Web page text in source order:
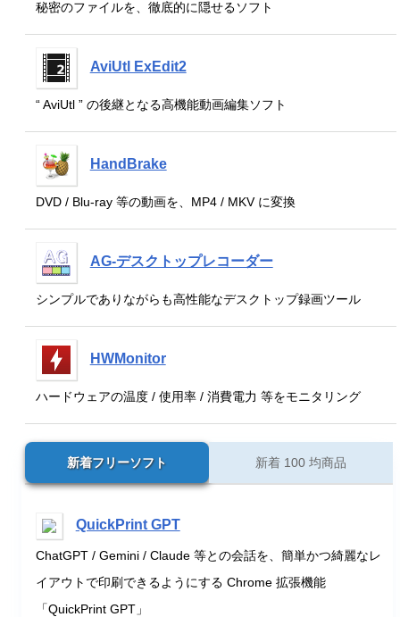
秘密のファイルを、徹底的に隠せるソフト
AviUtl ExEdit2
“ AviUtl ” の後継となる高機能動画編集ソフト
HandBrake
DVD / Blu-ray 等の動画を、MP4 / MKV に変換
AG-デスクトップレコーダー
シンプルでありながらも高性能なデスクトップ録画ツール
HWMonitor
ハードウェアの温度 / 使用率 / 消費電力 等をモニタリング
新着フリーソフト 新着 100 均商品
QuickPrint GPT
ChatGPT / Gemini / Claude 等との会話を、簡単かつ綺麗なレ
イアウトで印刷できるようにする Chrome 拡張機能
「QuickPrint GPT」